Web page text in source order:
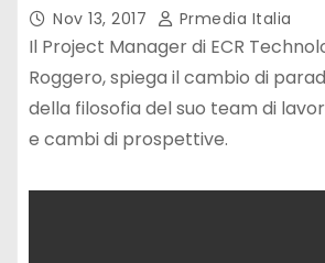
passaggio dalle energie
quelle da fonti rinnovabili
Nov 13, 2017 Prmedia Italia
Il Project Manager di ECR
Roggero, spiega il cambio di
della filosofia del suo team di
e cambi di prospettive.